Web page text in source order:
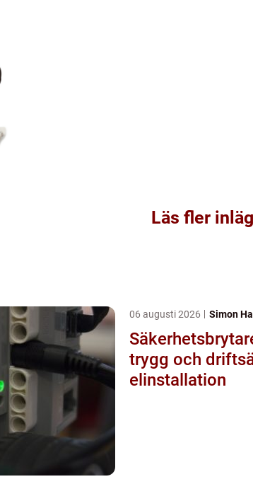
Läs fler
06 augusti 2026 Simon
Säkerhetsbrytare grunden
trygg och
elinstallation